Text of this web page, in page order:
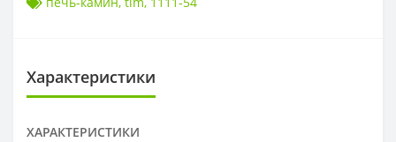
Характеристики
ХАРАКТЕРИСТИКИ